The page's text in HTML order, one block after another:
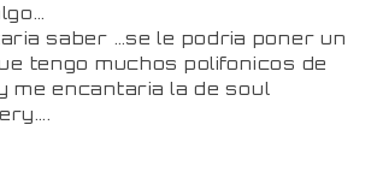
saber …se le podria poner un
tengo muchos polifonicos de
me encantaria la de soul